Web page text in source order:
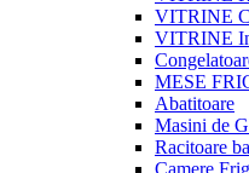
VITRINE
VITRINE
MESE
Abatitoare
Masini de
Racitoare
Camere